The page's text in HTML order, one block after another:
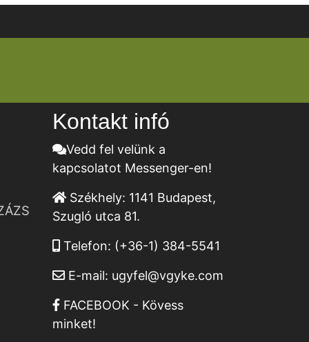
Kontakt infó
Vedd fel velünk a
kapcsolatot Messenger-en!
Székhely: 1141 Budapest,
Szugló utca 81.
Telefon: (+36-1) 384-5541
E-mail: ugyfel@vgyke.com
FACEBOOK - Kövess
minket!